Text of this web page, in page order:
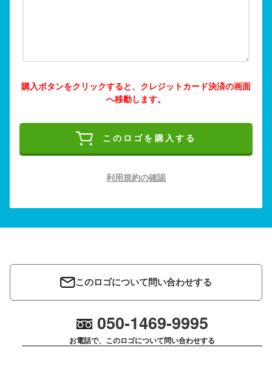
購入ボタンをクリックすると、クレジットカード決済の画面
へ移動します。
このロゴを購入する
利用規約の確認
このロゴについて問い合わせする
050-1469-9995
お電話で、このロゴについて問い合わせする